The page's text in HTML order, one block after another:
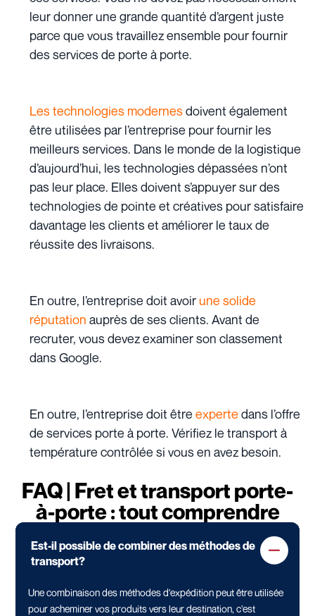
leur donner une grande quantité d’argent juste
parce que vous travaillez ensemble pour fournir
des services de porte à porte.
Les technologies modernesdoivent également
être utilisées par l’entreprise pour fournir les
meilleurs services. Dans le monde de la logistique
d’aujourd’hui, les technologies dépassées n’ont
pas leur place. Elles doivent s’appuyer sur des
technologies de pointe et créatives pour satisfaire
davantage les clients et améliorer le taux de
réussite des livraisons.
En outre, l’entreprise doit avoir une solide
réputation auprès de ses clients. Avant de
recruter, vous devez examiner son classement
dans Google.
En outre, l’entreprise doit être experte dans l’offre
de services porte à porte. Vérifiez le transport à
température contrôlée si vous en avez besoin.
FAQ | Fret et transport porte-
à-porte : tout comprendre
Est-il possible de combiner des méthodes de
transport?
Une combinaison des méthodes d'expédition peut être utilisée
pour acheminer vos produits vers leur destination, c’est